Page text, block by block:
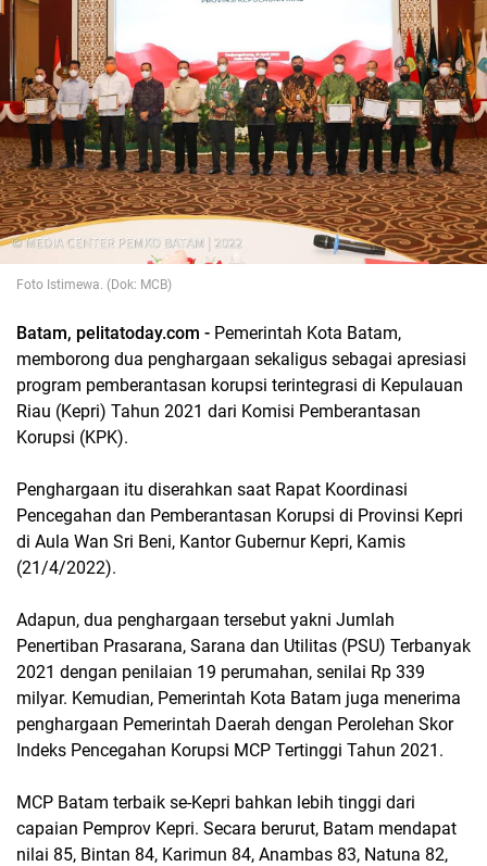
Foto Istimewa. (Dok: MCB)
Batam, pelitatoday.com - Pemerintah Kota Batam,
memborong dua penghargaan sekaligus sebagai apresiasi
program pemberantasan korupsi terintegrasi di Kepulauan
Riau (Kepri) Tahun 2021 dari Komisi Pemberantasan
Korupsi (KPK).
Penghargaan itu diserahkan saat Rapat Koordinasi
Pencegahan dan Pemberantasan Korupsi di Provinsi Kepri
di Aula Wan Sri Beni, Kantor Gubernur Kepri, Kamis
(21/4/2022).
Adapun, dua penghargaan tersebut yakni Jumlah
Penertiban Prasarana, Sarana dan Utilitas (PSU) Terbanyak
2021 dengan penilaian 19 perumahan, senilai Rp 339
milyar. Kemudian, Pemerintah Kota Batam juga menerima
penghargaan Pemerintah Daerah dengan Perolehan Skor
Indeks Pencegahan Korupsi MCP Tertinggi Tahun 2021.
MCP Batam terbaik se-Kepri bahkan lebih tinggi dari
capaian Pemprov Kepri. Secara berurut, Batam mendapat
nilai 85, Bintan 84, Karimun 84, Anambas 83, Natuna 82,